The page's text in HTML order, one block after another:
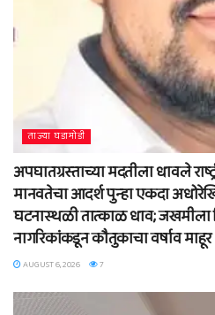
ताज्या घडामोडी
अपघातग्रस्ताच्या मदतीला धावले
मानवतेचा आदर्श पुन्हा एकदा
घटनास्थळी तात्काळ धाव; जखमीला
नागरिकांकडून कौतुकाचा वर्षाव माहूर
AUGUST 6, 2026 7